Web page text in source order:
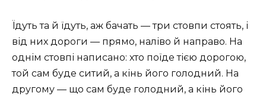
Їдуть та й їдуть, аж бачать — три стовпи стоять, і
від них дороги — прямо, наліво й направо. На
однім стовпі написано: хто поїде тією дорогою,
той сам буде ситий, а кінь його голодний. На
другому — що сам буде голодний, а кінь його